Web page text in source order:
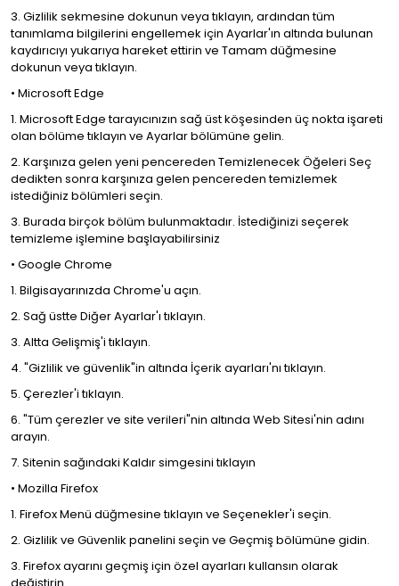
3. Gizlilik sekmesine dokunun veya tıklayın, ardından tüm
tanımlama bilgilerini engellemek için Ayarlar'ın altında bulunan
kaydırıcıyı yukarıya hareket ettirin ve Tamam düğmesine
dokunun veya tıklayın.
• Microsoft Edge
1. Microsoft Edge tarayıcınızın sağ üst köşesinden üç nokta işareti
olan bölüme tıklayın ve Ayarlar bölümüne gelin.
2. Karşınıza gelen yeni pencereden Temizlenecek Öğeleri Seç
dedikten sonra karşınıza gelen pencereden temizlemek
istediğiniz bölümleri seçin.
3. Burada birçok bölüm bulunmaktadır. İstediğinizi seçerek
temizleme işlemine başlayabilirsiniz
• Google Chrome
1. Bilgisayarınızda Chrome'u açın.
2. Sağ üstte Diğer Ayarlar'ı tıklayın.
3. Altta Gelişmiş'i tıklayın.
4. "Gizlilik ve güvenlik"in altında İçerik ayarları'nı tıklayın.
5. Çerezler'i tıklayın.
6. "Tüm çerezler ve site verileri"nin altında Web Sitesi'nin adını
arayın.
7. Sitenin sağındaki Kaldır simgesini tıklayın
• Mozilla Firefox
1. Firefox Menü düğmesine tıklayın ve Seçenekler'i seçin.
2. Gizlilik ve Güvenlik panelini seçin ve Geçmiş bölümüne gidin.
3. Firefox ayarını geçmiş için özel ayarları kullansın olarak